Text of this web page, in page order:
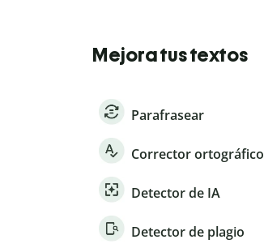
Mejora tus textos
Parafrasear
Corrector ortográfico
Detector de IA
Detector de plagio